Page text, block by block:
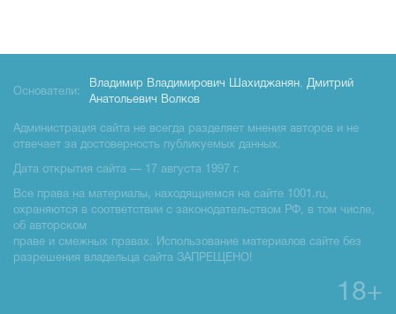
Основатели:
Владимир Владимирович Шахиджанян, Дмитрий
Анатольевич Волков
Администрация сайта не всегда разделяет мнения авторов и не
отвечает за достоверность публикуемых данных.
Дата открытия сайта — 17 августа 1997 г.
Все права на материалы, находящиемся на сайте 1001.ru,
охраняются в соответствии с законодательством РФ, в том числе,
об авторском
праве и смежных правах. Использование материалов сайте без
разрешения владельца сайта ЗАПРЕЩЕНО!
18+